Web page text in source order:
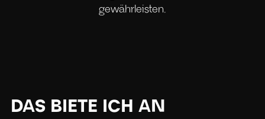
gewährleisten.
DAS BIETE ICH AN